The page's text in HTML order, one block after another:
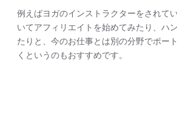
例えばヨガのインストラクターをされて
いてアフィリエイトを始めてみたり、ハ
たりと、今のお仕事とは別の分野でポー
くというのもおすすめです。